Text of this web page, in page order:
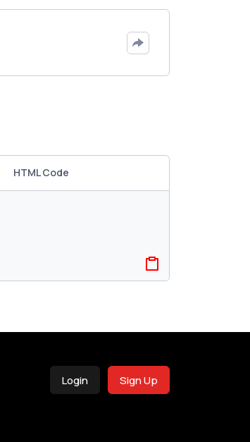
HTML Code
Login Sign Up